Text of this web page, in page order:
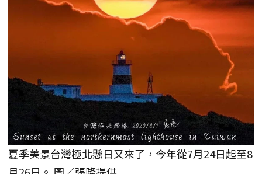
夏季美景台灣極北懸日又來了，今年從7月24日起至8